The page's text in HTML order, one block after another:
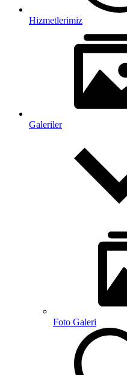
Hizmetlerimiz
Galeriler
Foto Galeri